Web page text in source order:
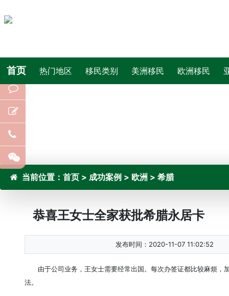
首页 热门地区 移民类别 美洲移民 欧洲移民
当前位置： 首页 > 成功案例 > 欧洲 > 希腊
恭喜王女士全家获批希腊永居卡
发布时间：2020-11-07 11:02:52
由于公司业务，王女士需要经常出国。每次办签证都比较麻烦
法。